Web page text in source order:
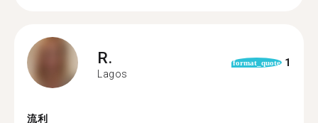
R.
Lagos
format_quote 1
流利